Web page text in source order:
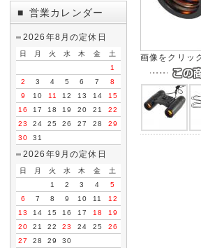
■ 営業カレンダー
2026年8月の定休日
日 月 火 水 木 金
土
1
2
3 4 5 6 7
8
9
10 11 12 13 14
15
16
17 18 19 20 21
22
23
24 25 26 27 28
29
30
31
2026年9月の定休日
日 月 火 水 木 金
土
1
2 3 4
5
6
7 8 9 10 11
12
13
14 15 16 17 18
19
20
21 22 23 24 25
26
27
28 29 30
画像をクリッ